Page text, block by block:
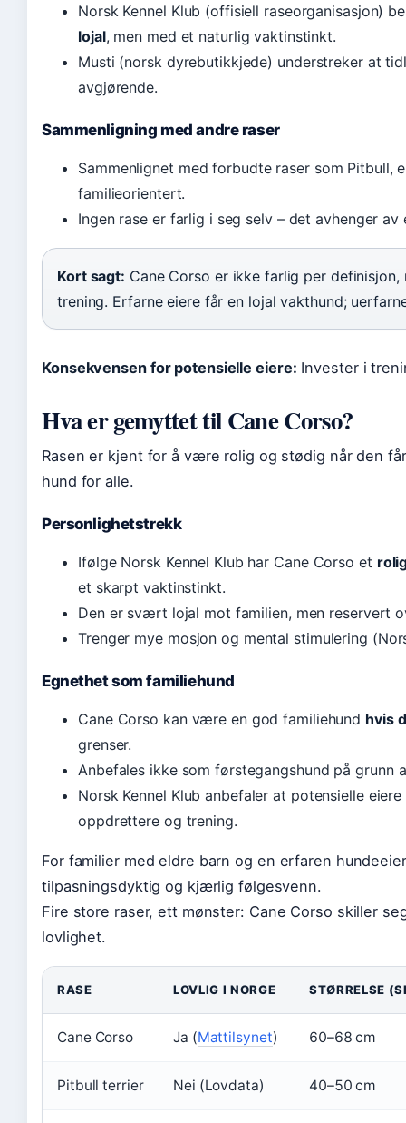
Norsk Kennel Klub (offisiell raseorganisasjon)
lojal, men med et naturlig vaktinstinkt.
Musti (norsk dyrebutikkjede) understreker at
avgjørende.
Sammenligning med andre raser
Sammenlignet med forbudte raser som Pitbull,
familieorientert.
Ingen rase er farlig i seg selv – det avhenger
Kort sagt: Cane Corso er ikke farlig per
trening. Erfarne eiere får en lojal vakthund;
Konsekvensen for potensielle eiere: Invester i
Hva er gemyttet til Cane Corso?
Rasen er kjent for å være rolig og stødig når den
hund for alle.
Personlighetstrekk
Ifølge Norsk Kennel Klub har Cane Corso et
et skarpt vaktinstinkt.
Den er svært lojal mot familien, men reservert
Trenger mye mosjon og mental stimulering
Egnethet som familiehund
Cane Corso kan være en god familiehund hvis
grenser.
Anbefales ikke som førstegangshund på grunn
Norsk Kennel Klub anbefaler at potensielle
oppdrettere og trening.
For familier med eldre barn og en erfaren
tilpasningsdyktig og kjærlig følgesvenn.
Fire store raser, ett mønster: Cane Corso skiller
lovlighet.
RASE LOVLIG I NORGE STØRRELSE
Cane Corso Ja (Mattilsynet) 60–68 cm
Pitbull terrier Nei (Lovdata) 40–50 cm